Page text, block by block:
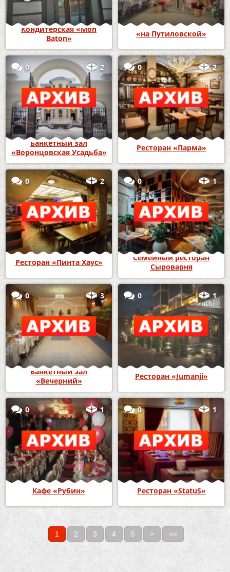
Кондитерская «Mon
Baton»
«на Путиловской»
0 2
Банкетный зал
«Воронцовская Усадьба»
0 2
Ресторан «Парма»
0 2
Ресторан «Пинта Хаус»
0 1
Семейный ресторан
Сыроварня
0 3
Банкетный зал
«Вечерний»
0 1
Ресторан «Jumanji»
0 1
Кафе «Рубин»
0 1
Ресторан «StatuS»
Страницы 1 2 3 4 5 > >>